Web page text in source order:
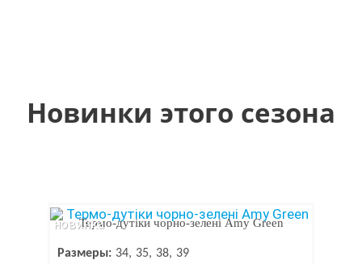
Новинки этого сезона
Термо-дутіки чорно-зелені Amy Green
Размеры: 34 35 38 39
новинка